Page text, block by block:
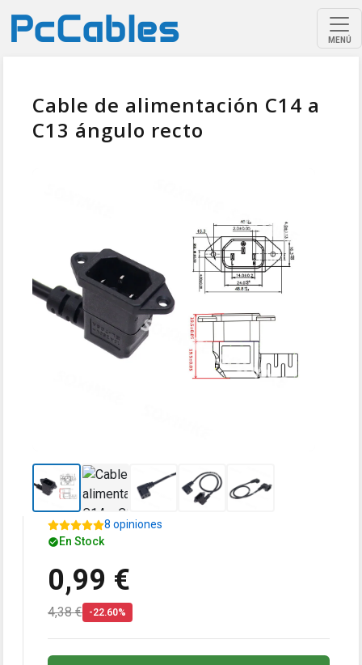
MENÚ
Cable de alimentación C14 a
C13 ángulo recto
8 opiniones
En Stock
0,99 €
4,38 € -22.60%